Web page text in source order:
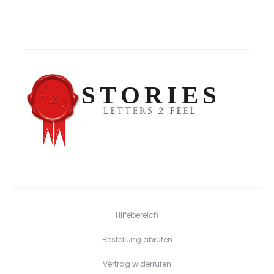
Hilfebereich
Bestellung abrufen
Vertrag widerrufen